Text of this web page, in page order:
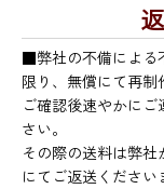
■弊社の不備による
限り、無償にて再制
ご確認後速やかに
さい。
その際の送料は弊社
にてご返送ください